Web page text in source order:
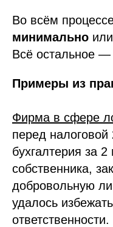
Во всём
минимально или
Всё остальное
Примеры из
Фирма в сфере
перед налоговой
бухгалтерия за
собственника,
добровольную
удалось
ответственности.